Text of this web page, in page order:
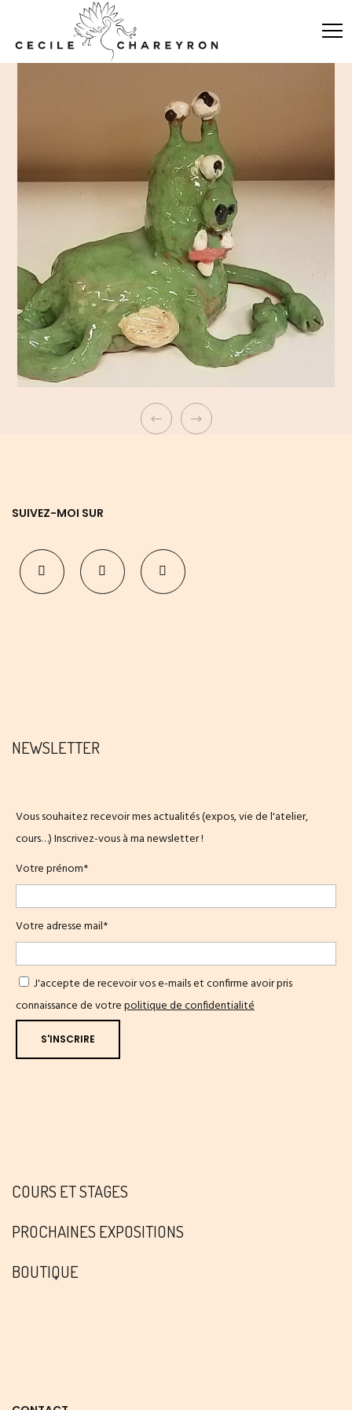
SUIVEZ-MOI SUR
NEWSLETTER
Vous souhaitez recevoir mes actualités (expos, vie de l'atelier,
cours…) Inscrivez-vous à ma newsletter !
Votre prénom*
Votre adresse mail*
J'accepte de recevoir vos e-mails et confirme avoir pris
connaissance de votrepolitique de confidentialité
COURS ET STAGES
PROCHAINES EXPOSITIONS
BOUTIQUE